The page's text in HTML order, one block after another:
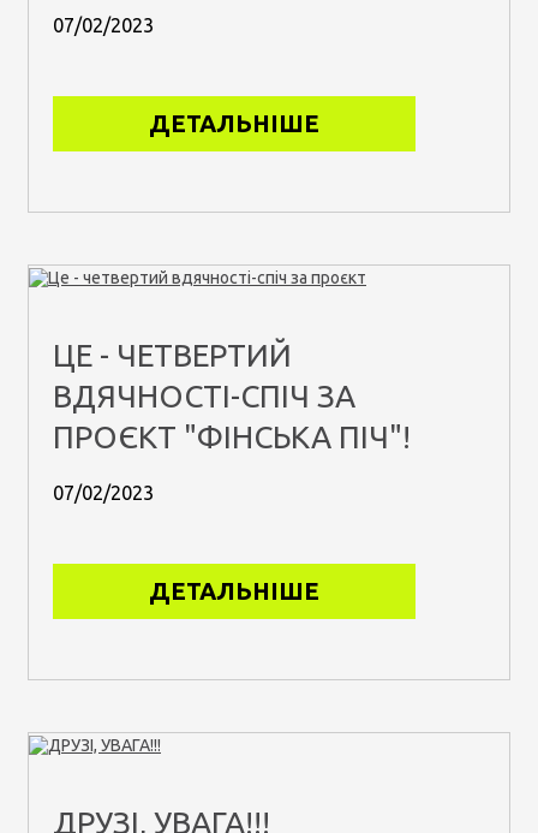
07/02/2023
ДЕТАЛЬНІШЕ
ЦЕ - ЧЕТВЕРТИЙ
ВДЯЧНОСТІ-СПІЧ ЗА
ПРОЄКТ "ФІНСЬКА ПІЧ"!
07/02/2023
ДЕТАЛЬНІШЕ
ДРУЗІ, УВАГА!!!